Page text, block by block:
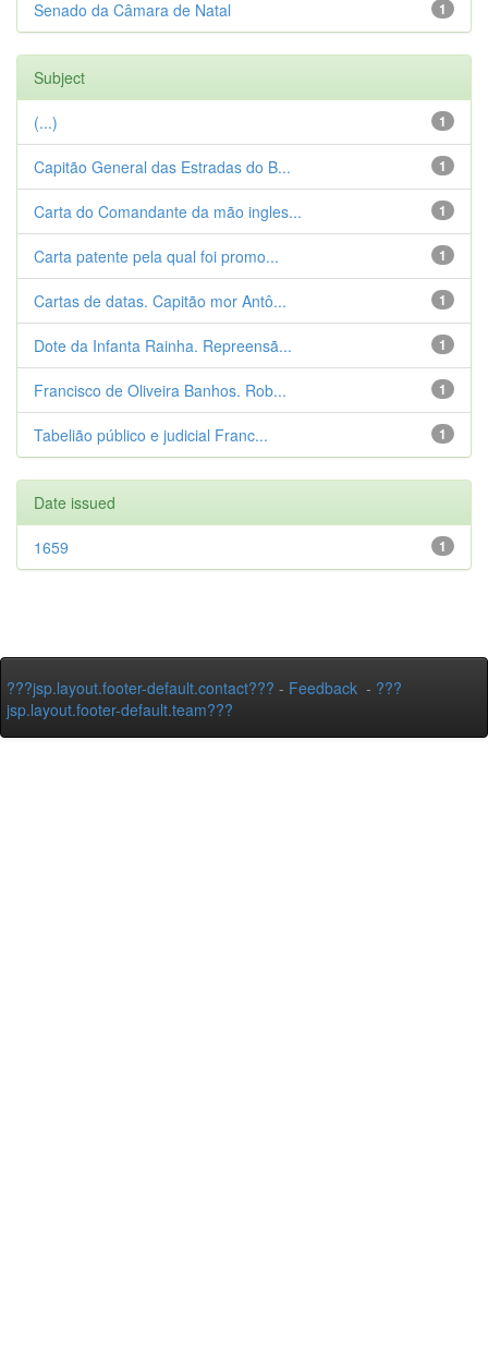
1
Senado da Câmara de Natal
Subject
1
(...)
1
Capitão General das Estradas do B...
1
Carta do Comandante da mão ingles...
1
Carta patente pela qual foi promo...
1
Cartas de datas. Capitão mor Antô...
1
Dote da Infanta Rainha. Repreensã...
1
Francisco de Oliveira Banhos. Rob...
1
Tabelião público e judicial Franc...
Date issued
1
1659
???jsp.layout.footer-default.contact??? - Feedback - ???
jsp.layout.footer-default.team???